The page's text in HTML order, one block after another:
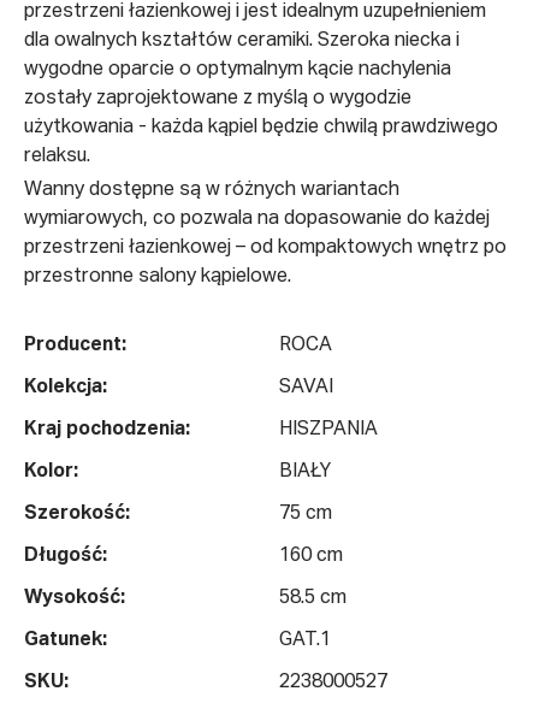
przestrzeni łazienkowej i jest idealnym uzupełnieniem
dla owalnych kształtów ceramiki. Szeroka niecka i
wygodne oparcie o optymalnym kącie nachylenia
zostały zaprojektowane z myślą o wygodzie
użytkowania - każda kąpiel będzie chwilą prawdziwego
relaksu.
Wanny dostępne są w różnych wariantach
wymiarowych, co pozwala na dopasowanie do każdej
przestrzeni łazienkowej – od kompaktowych wnętrz po
przestronne salony kąpielowe.
Producent: ROCA
Kolekcja: SAVAI
Kraj pochodzenia: HISZPANIA
Kolor: BIAŁY
Szerokość: 75 cm
Długość: 160 cm
Wysokość: 58.5 cm
Gatunek: GAT.1
SKU: 2238000527